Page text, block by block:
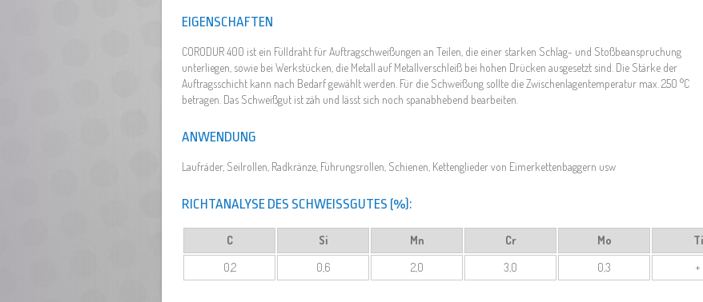
EIGENSCHAFTEN
CORODUR 400 ist ein Fülldraht für Auftragschweißungen an Teilen, die einer starken Schlag- und Stoßbeanspruchung
unterliegen, sowie bei Werkstücken, die Metall auf Metallverschleiß bei hohen Drücken ausgesetzt sind. Die Stärke der
Auftragsschicht kann nach Bedarf gewählt werden. Für die Schweißung sollte die Zwischenlagentemperatur max. 250 °C
betragen. Das Schweißgut ist zäh und lässt sich noch spanabhebend bearbeiten.
ANWENDUNG
Laufräder, Seilrollen, Radkränze, Führungsrollen, Schienen, Kettenglieder von Eimerkettenbaggern usw
RICHTANALYSE DES SCHWEISSGUTES (%):
C Si Mn Cr Mo
Ti
0,2
0,6 2,0 3,0 0,3 +